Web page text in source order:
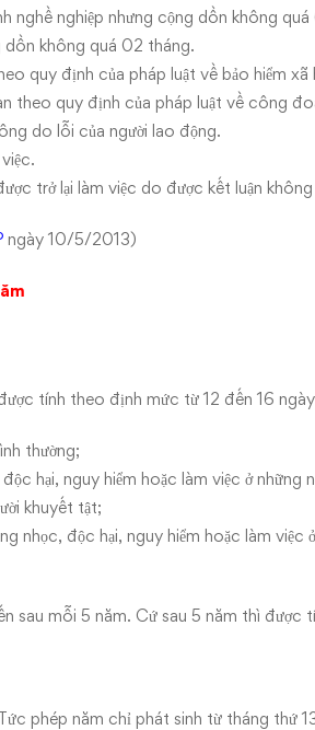
nghề nghiệp nhưng cộng dồn không
dồn không quá 02 tháng.
quy định của pháp luật về bảo hiểm xã
theo quy định của pháp luật về công
do lỗi của người lao động.
trở lại làm việc do được kết luận
ngày 10/5/2013)
tính theo định mức từ 12 đến 16
thường;
hại, nguy hiểm hoặc làm việc ở những
khuyết tật;
nhọc, độc hại, nguy hiểm hoặc làm việc
sau mỗi 5 năm. Cứ sau 5 năm thì được
phép năm chỉ phát sinh từ tháng thứ